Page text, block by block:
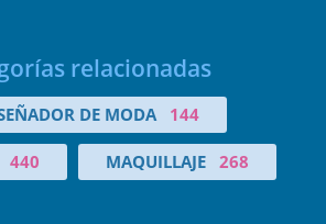
relacionadas
DE MODA 144
440 MAQUILLAJE 268